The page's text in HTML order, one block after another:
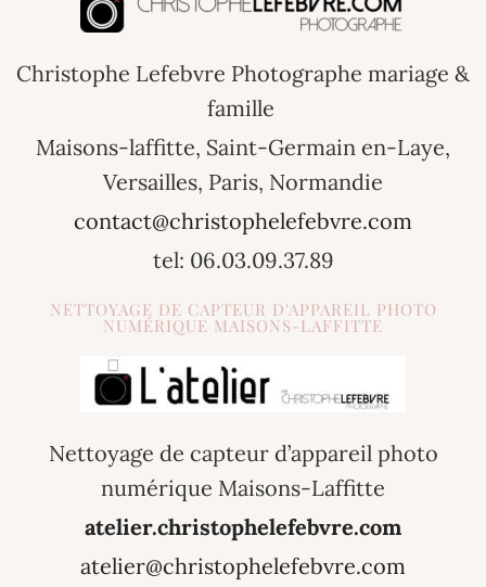
Christophe Lefebvre Photographe mariage &
famille
Maisons-laffitte, Saint-Germain en-Laye,
Versailles, Paris, Normandie
contact@christophelefebvre.com
tel: 06.03.09.37.89
NETTOYAGE DE CAPTEUR D'APPAREIL PHOTO
NUMÉRIQUE MAISONS-LAFFITTE
Nettoyage de capteur d’appareil photo
numérique Maisons-Laffitte
atelier.christophelefebvre.com
atelier@christophelefebvre.com